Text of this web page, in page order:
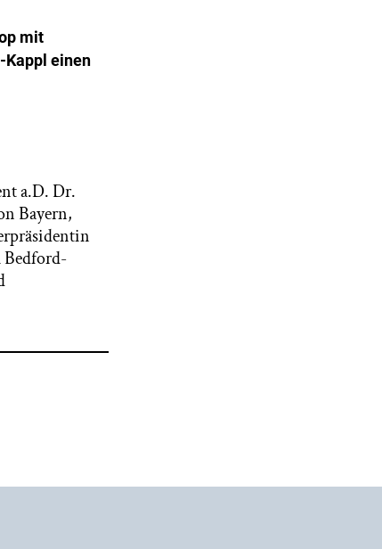
mit
Kappl einen
a.D. Dr.
Bayern,
Bedford-